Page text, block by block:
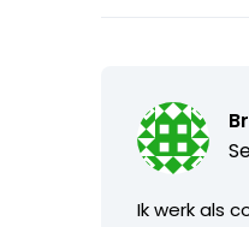
Ik werk als